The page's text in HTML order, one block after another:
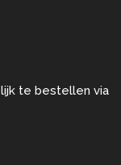
te bestellen via